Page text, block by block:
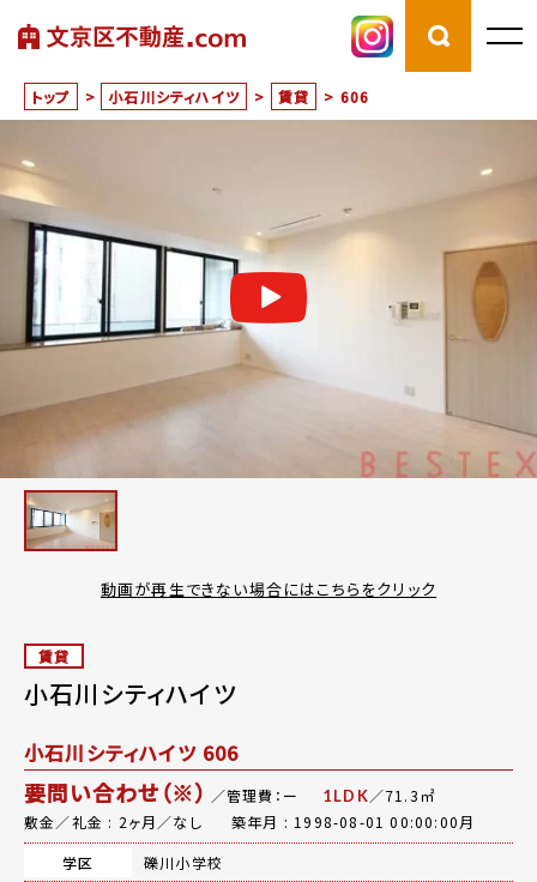
トップ > 小石川シティハイツ > 賃貸 > 606
動画が再生できない場合にはこちらをクリック
賃貸
小石川シティハイツ
小石川シティハイツ 606
要問い合わせ（※） ／管理費：ー 1LDK／71.3㎡
敷金／礼金 : 2ヶ月／なし
築年月 : 1998-08-01 00:00:00月
学区
礫川小学校